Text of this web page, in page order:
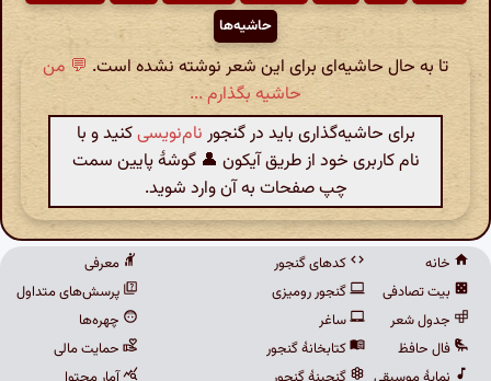
حاشیه‌ها
تا به حال حاشیه‌ای برای این شعر نوشته نشده است. 💬 من
حاشیه بگذارم ...
برای حاشیه‌گذاری باید در گنجور نام‌نویسیکنید و با
نام کاربری خود از طریق آیکون 👤 گوشهٔ پایین سمت
چپ صفحات به آن وارد شوید.
خانه
بیت تصادفی
جدول شعر
فال حافظ
کدهای گنجور
گنجور رومیزی
ساغر
کتابخانهٔ گنجور
معرفی
پرسش‌های متداول
چهره‌ها
حمایت مالی